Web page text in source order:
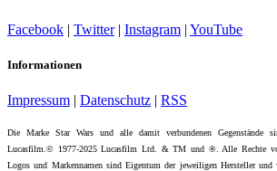
Facebook | Twitter| Instagram | YouTube
Informationen
Impressum | Datenschutz | RSS
Die Marke Star Wars und alle damit verbundenen Gegenstände
Lucasfilm.© 1977-2025 Lucasfilm Ltd. & TM und ®. Alle Rechte
Logos und Markennamen sind Eigentum der jeweiligen Hersteller und